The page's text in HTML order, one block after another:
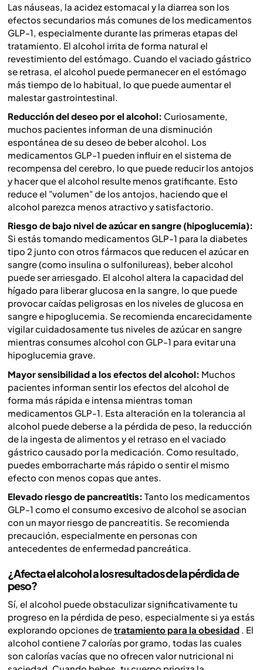
Las náuseas, la acidez estomacal y la diarrea son los
efectos secundarios más comunes de los medicamentos
GLP-1, especialmente durante las primeras etapas del
tratamiento. El alcohol irrita de forma natural el
revestimiento del estómago. Cuando el vaciado gástrico
se retrasa, el alcohol puede permanecer en el estómago
más tiempo de lo habitual, lo que puede aumentar el
malestar gastrointestinal.
Reducción del deseo por el alcohol: Curiosamente,
muchos pacientes informan de una disminución
espontánea de su deseo de beber alcohol. Los
medicamentos GLP-1 pueden influir en el sistema de
recompensa del cerebro, lo que puede reducir los antojos
y hacer que el alcohol resulte menos gratificante. Esto
reduce el "volumen" de los antojos, haciendo que el
alcohol parezca menos atractivo y satisfactorio.
Riesgo de bajo nivel de azúcar en sangre (hipoglucemia):
Si estás tomando medicamentos GLP-1 para la diabetes
tipo 2 junto con otros fármacos que reducen el azúcar en
sangre (como insulina o sulfonilureas), beber alcohol
puede ser arriesgado. El alcohol altera la capacidad del
hígado para liberar glucosa en la sangre, lo que puede
provocar caídas peligrosas en los niveles de glucosa en
sangre e hipoglucemia. Se recomienda encarecidamente
vigilar cuidadosamente tus niveles de azúcar en sangre
mientras consumes alcohol con GLP-1 para evitar una
hipoglucemia grave.
Mayor sensibilidad a los efectos del alcohol: Muchos
pacientes informan sentir los efectos del alcohol de
forma más rápida e intensa mientras toman
medicamentos GLP-1. Esta alteración en la tolerancia al
alcohol puede deberse a la pérdida de peso, la reducción
de la ingesta de alimentos y el retraso en el vaciado
gástrico causado por la medicación. Como resultado,
puedes emborracharte más rápido o sentir el mismo
efecto con menos copas que antes.
Elevado riesgo de pancreatitis: Tanto los medicamentos
GLP-1 como el consumo excesivo de alcohol se asocian
con un mayor riesgo de pancreatitis. Se recomienda
precaución, especialmente en personas con
antecedentes de enfermedad pancreática.
¿Afecta el alcohol a los resultados de la pérdida de
peso?
Sí, el alcohol puede obstaculizar significativamente tu
progreso en la pérdida de peso, especialmente si ya estás
explorando opciones detratamiento para la obesidad . El
alcohol contiene 7 calorías por gramo, todas las cuales
son calorías vacías que no ofrecen valor nutricional ni